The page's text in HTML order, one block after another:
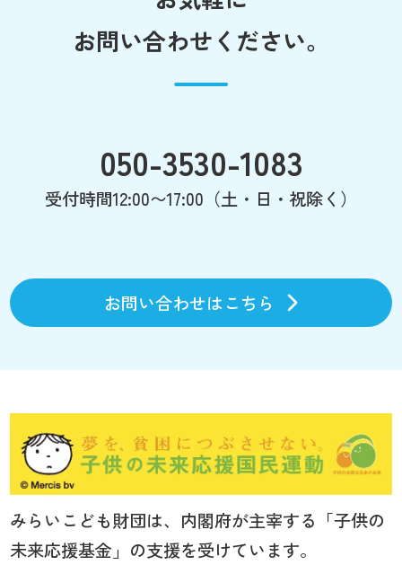
お問い合わせください。
050-3530-1083
受付時間12:00〜17:00（土・日・祝除く）
お問い合わせはこちら
みらいこども財団は、内閣府が主宰する「子供の
未来応援基金」の支援を受けています。